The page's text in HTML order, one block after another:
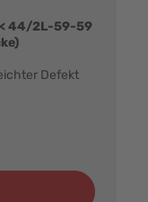
44/2L-59-59
Defekt